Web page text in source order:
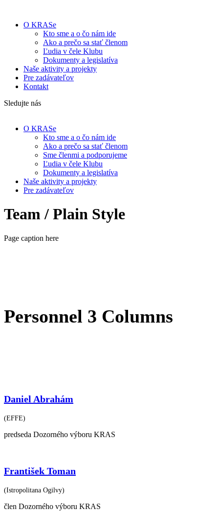
O KRASe
Kto sme a o čo nám ide
Ako a prečo sa stať členom
Ľudia v čele Klubu
Dokumenty a legislatíva
Naše aktivity a projekty
Pre zadávateľov
Kontakt
Sledujte nás
O KRASe
Kto sme a o čo nám ide
Ako a prečo sa stať členom
Sme členmi a podporujeme
Ľudia v čele Klubu
Dokumenty a legislatíva
Naše aktivity a projekty
Pre zadávateľov
Team / Plain Style
Page caption here
Personnel 3 Columns
Daniel Abrahám
(EFFE)
predseda Dozorného výboru KRAS
František Toman
(Istropolitana Ogilvy)
člen Dozorného výboru KRAS